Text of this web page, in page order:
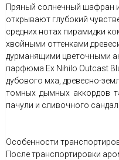
Пряный солнечный шафран
открывают глубокий
средних нотах пирамидки
хвойными оттенками
дурманящими цветочными
парфюма Ex Nihilo Outcast
дубового мха, древесно-
томных дымных аккордов
пачули и сливочного
Особенности
После транспортировки